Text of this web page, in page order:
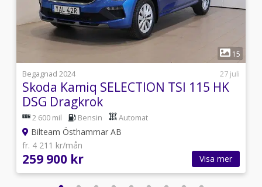
1
15
Begagnad 2024
27 juli
Skoda Kamiq SELECTION TSI 115 HK
DSG Dragkrok
2 600 mil Bensin Automat
Bilteam Östhammar AB
fr. 4 211 kr/mån
259 900 kr Visa mer